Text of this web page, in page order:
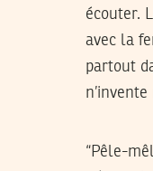
écouter.
avec la
partout
“Pêle-